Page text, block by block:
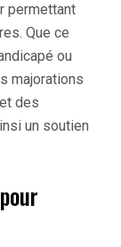
permettant
Que ce
ou
majorations
des
un soutien